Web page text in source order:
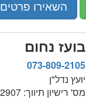
טלפון:
073-
809-
2105
השאירו פרטים
בועז נחום
073-809-2105
יועץ נדל"ן
מס' רישיון תיווך: 3222907